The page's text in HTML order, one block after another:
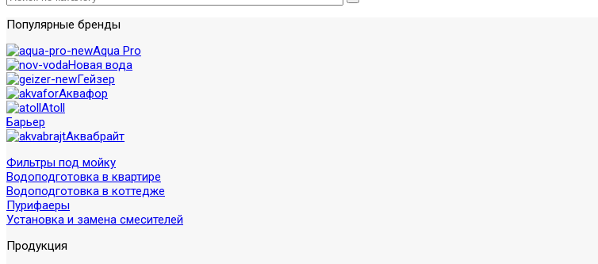
Популярные бренды
Aqua Pro
Новая вода
Гейзер
Аквафор
Atoll
Барьер
Аквабрайт
Фильтры под мойку
Водоподготовка в квартире
Водоподготовка в коттедже
Пурифаеры
Установка и замена смесителей
Продукция